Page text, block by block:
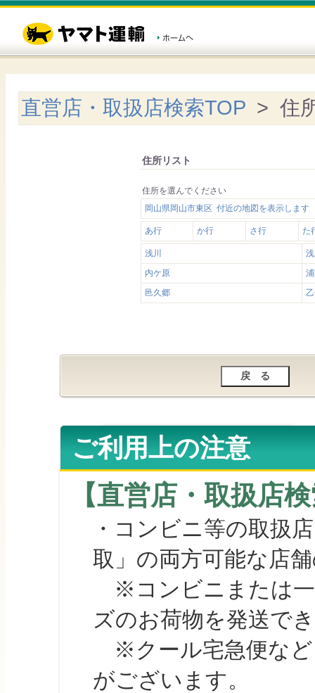
直営店・取扱店検索TOP > 住
住所リスト
住所を選んでください
岡山県岡山市東区 付近の地図を表示します
あ行 か行 さ行 た
浅川
内ケ原
邑久郷
ご利用上の注意
【直営店・取扱店
・コンビニ等の取扱
取」の両方可能な店
※コンビニまたは一
ズのお荷物を発送で
※クール宅急便など
がございます。